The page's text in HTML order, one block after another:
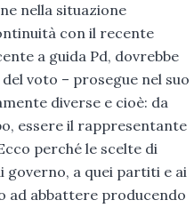
nella situazione
con il recente
a guida Pd, dovrebbe
voto – prosegue nel suo
diverse e cioè: da
essere il rappresentante
perché le scelte di
governo, a quei partiti e ai
ad abbattere producendo